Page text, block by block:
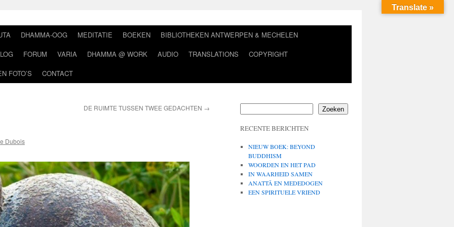
DHAMMA-OOG MEDITATIE BOEKEN
BIBLIOTHEKEN ANTWERPEN & MECHELEN
FORUM VARIA DHAMMA @ WORK AUDIO TRANSLATIONS
COPYRIGHT
FOTO’S CONTACT
DE RUIMTE TUSSEN TWEE GEDACHTEN →
Dubois
Zoeken
RECENTE BERICHTEN
NIEUW BOEK: BEYOND
BUDDHISM
WOORDEN EN HET PAD
IN WAARHEID SAMEN
ANATTĀ EN MEDEDOGEN
EEN SPIRITUELE VRIEND
Translate »